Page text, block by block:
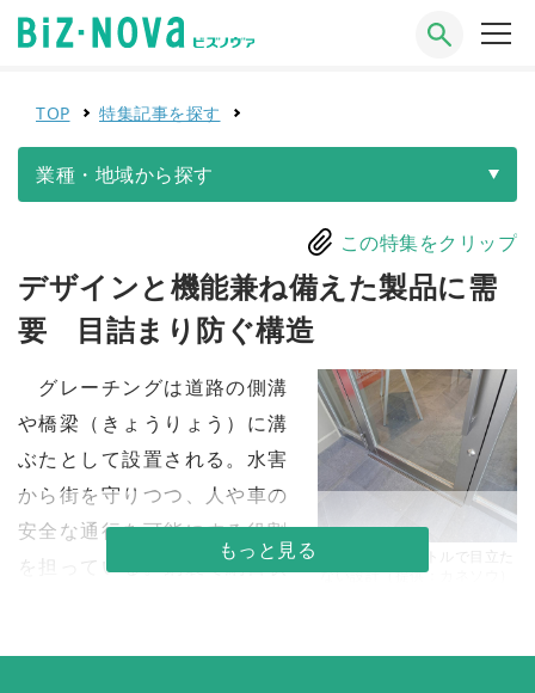
TOP 特集記事を探す
業種・地域から探す
この特集をクリップ
デザインと機能兼ね備えた製品に需
要 目詰まり防ぐ構造
幅２８ミリメートルで目立た
ない設計（提供：カネソウ）
グレーチングは道路の側溝
や橋梁（きょうりょう）に溝
ぶたとして設置される。水害
から街を守りつつ、人や車の
安全な通行を可能にする役割
を担っている。鋼製で網目状